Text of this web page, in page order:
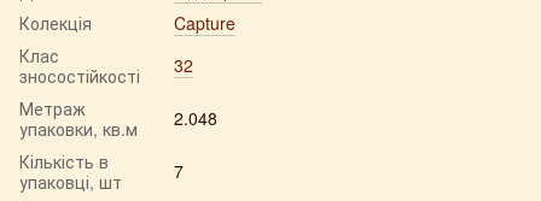
Колекція
Capture
Клас
зносостійкості
32
Метраж
упаковки, кв.м
2.048
Кількість в
упаковці, шт
7